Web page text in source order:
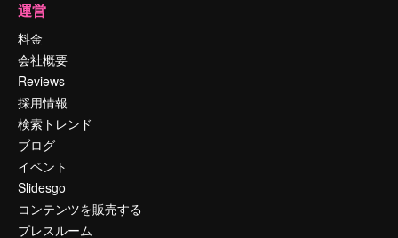
運営
料金
会社概要
Reviews
採用情報
検索トレンド
ブログ
イベント
Slidesgo
コンテンツを販売する
プレスルーム